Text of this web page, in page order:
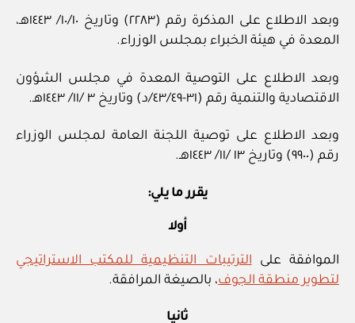
وبعد الاطلاع على المذكرة رقم (٢٢٨٣) وتاريخ ١٠/١٠/ ١٤٤٣هـ،
المعدة في هيئة الخبراء بمجلس الوزراء.
وبعد الاطلاع على التوصية المعدة في مجلس الشؤون
الاقتصادية والتنمية رقم (٣١-٤٣/٤٩/د) وتاريخ ٣ /١١/ ١٤٤٣هـ.
وبعد الاطلاع على توصية اللجنة العامة لمجلس الوزراء
رقم (٩٩٠٠) وتاريخ ١٣ /١١/ ١٤٤٣هـ.
يقرر ما يلي:
أولا
الموافقة على الترتيبات التنظيمية للمكتب الاستراتيجي
لتطوير منطقة الجوف، بالصيغة المرافقة.
ثانيا